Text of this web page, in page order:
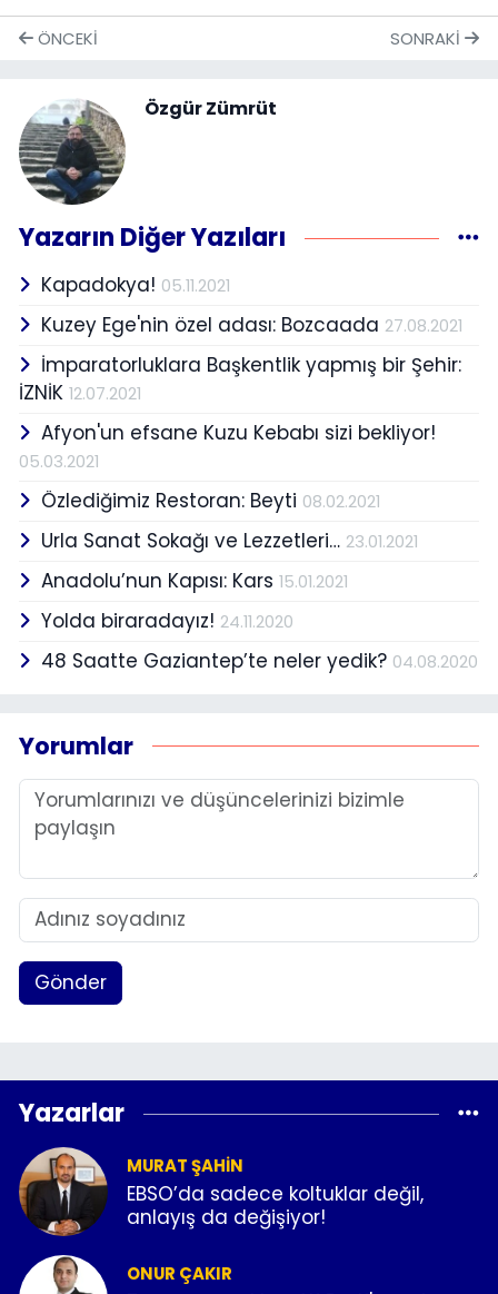
ÖNCEKI SONRAKI
Özgür Zümrüt
Yazarın Diğer Yazıları
Kapadokya! 05.11.2021
Kuzey Ege'nin özel adası: Bozcaada 27.08.2021
İmparatorluklara Başkentlik yapmış bir Şehir:
İZNİK 12.07.2021
Afyon'un efsane Kuzu Kebabı sizi bekliyor!
05.03.2021
Özlediğimiz Restoran: Beyti 08.02.2021
Urla Sanat Sokağı ve Lezzetleri… 23.01.2021
Anadolu’nun Kapısı: Kars 15.01.2021
Yolda biraradayız! 24.11.2020
48 Saatte Gaziantep’te neler yedik? 04.08.2020
Yorumlar
Gönder
Yazarlar
MURAT ŞAHIN
EBSO’da sadece koltuklar değil,
anlayış da değişiyor!
ONUR ÇAKIR